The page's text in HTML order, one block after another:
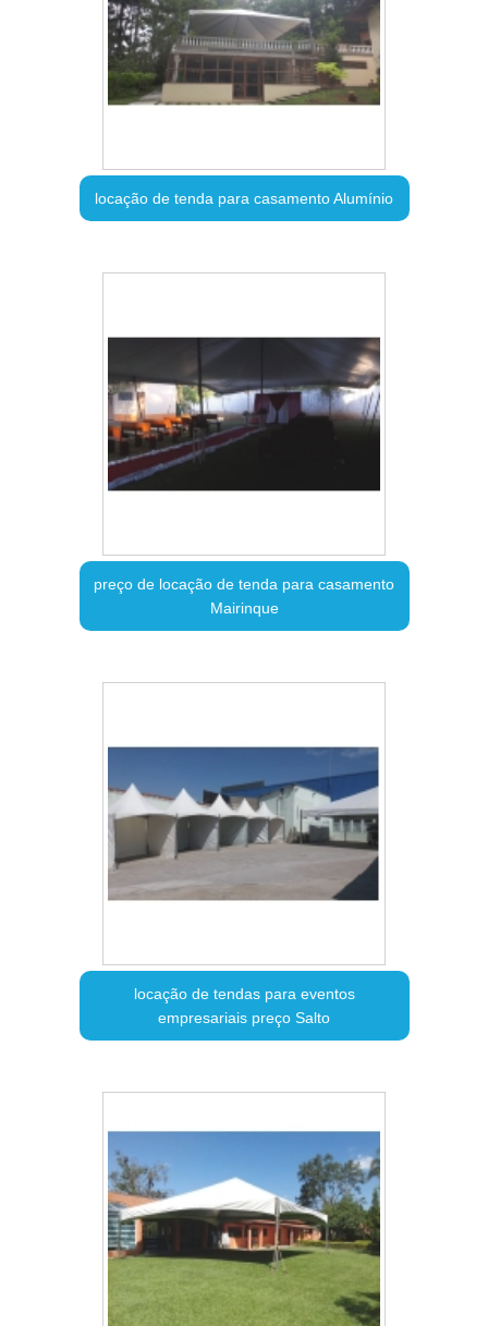
locação de tenda para casamento Alumínio
preço de locação de tenda para casamento
Mairinque
locação de tendas para eventos
empresariais preço Salto